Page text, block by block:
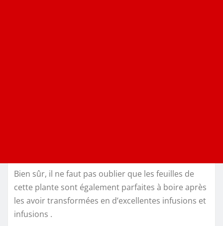
Bien sûr, il ne faut pas oublier que les feuilles de
cette plante sont également parfaites à boire après
les avoir transformées en d’excellentes infusions et
infusions .